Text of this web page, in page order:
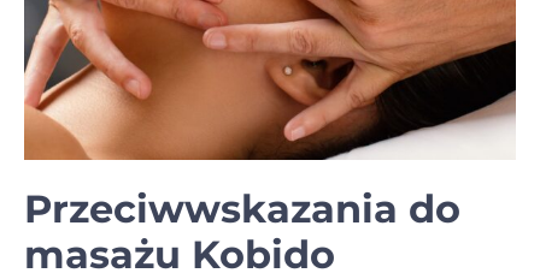
Przeciwwskazania do
masażu Kobido